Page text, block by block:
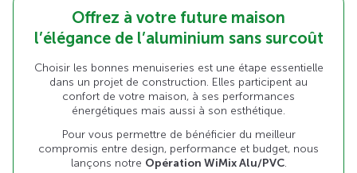
Offrez à votre future maison
l’élégance de l’aluminium sans surcoût
Choisir les bonnes menuiseries est une étape essentielle
dans un projet de construction. Elles participent au
confort de votre maison, à ses performances
énergétiques mais aussi à son esthétique.
Pour vous permettre de bénéficier du meilleur
compromis entre design, performance et budget, nous
lançons notre Opération WiMix Alu/PVC.